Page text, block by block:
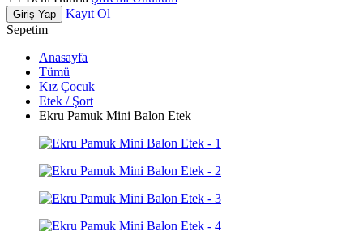
Giriş Yap
Kayıt Ol
Sepetim
Anasayfa
Tümü
Kız Çocuk
Etek / Şort
Ekru Pamuk Mini Balon Etek